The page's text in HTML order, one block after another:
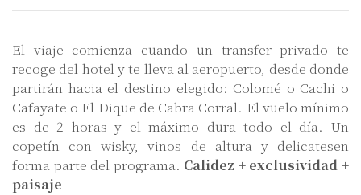
El viaje comienza cuando un transfer privado te
recoge del hotel y te lleva al aeropuerto, desde donde
partirán hacia el destino elegido: Colomé o Cachi o
Cafayate o El Dique de Cabra Corral. El vuelo mínimo
es de 2 horas y el máximo dura todo el día. Un
copetín con wisky, vinos de altura y delicatesen
forma parte del programa. Calidez + exclusividad +
paisaje